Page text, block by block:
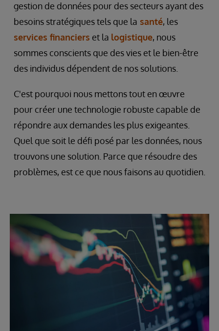
gestion de données pour des secteurs ayant des
besoins stratégiques tels que la santé, les
services financiers et la logistique, nous
sommes conscients que des vies et le bien-être
des individus dépendent de nos solutions.
C'est pourquoi nous mettons tout en œuvre
pour créer une technologie robuste capable de
répondre aux demandes les plus exigeantes.
Quel que soit le défi posé par les données, nous
trouvons une solution. Parce que résoudre des
problèmes, est ce que nous faisons au quotidien.